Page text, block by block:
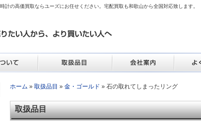
計の高価買取ならユーズにお任せください。宅配買取も和歌山から全国対応致します。
ホーム » 取扱品目 » 金・ゴールド » 石の取れてしまったリング
取扱品目